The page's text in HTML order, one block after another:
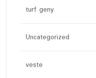
turf geny
Uncategorized
veste